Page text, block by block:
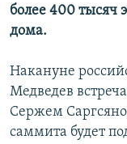
более 400 тысяч
дома.
Накануне
Медведев
Сержем
саммита будет